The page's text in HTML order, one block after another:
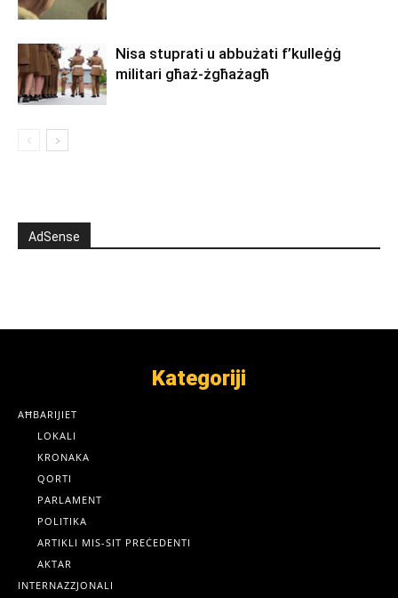
Nisa stuprati u abbużati f’kulleġġ
militari għaż-żgħażagħ
AdSense
Kategoriji
AĦBARIJIET
LOKALI
KRONAKA
QORTI
PARLAMENT
POLITIKA
ARTIKLI MIS-SIT PREĊEDENTI
AKTAR
INTERNAZZJONALI